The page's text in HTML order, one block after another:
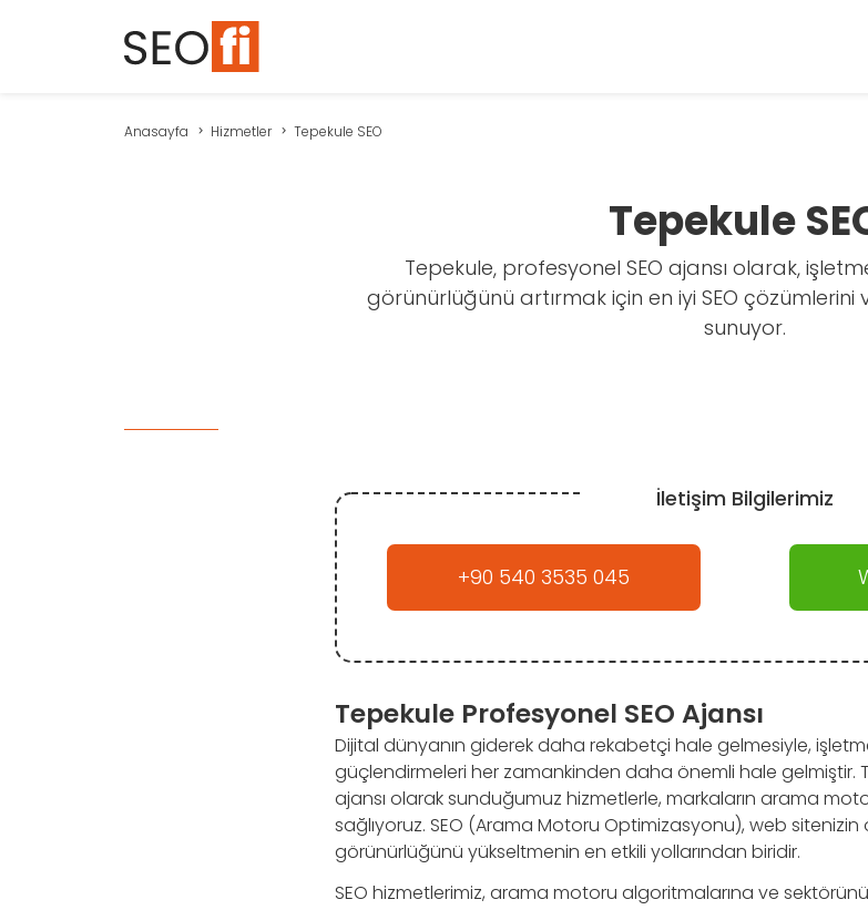
Anasayfa Hizmetler Tepekule SEO
Tepekule
Tepekule, profesyonel SEO ajansı olarak,
görünürlüğünü artırmak için en iyi SEO çözümlerini
sunuyor.
İletişim Bilgilerimiz
+90 540 3535 045
Tepekule Profesyonel SEO Ajansı
Dijital dünyanın giderek daha rekabetçi hale gelmesiyle,
güçlendirmeleri her zamankinden daha önemli hale gelmiştir.
ajansı olarak sunduğumuz hizmetlerle, markaların arama
sağlıyoruz. SEO (Arama Motoru Optimizasyonu), web sitenizin
görünürlüğünü yükseltmenin en etkili yollarından biridir.
SEO hizmetlerimiz, arama motoru algoritmalarına ve